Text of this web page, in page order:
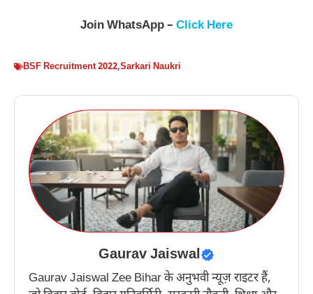
Join WhatsApp – Click Here
BSF Recruitment 2022,Sarkari Naukri
Gaurav Jaiswal
Gaurav Jaiswal Zee Bihar के अनुभवी न्यूज़ राइटर हैं,